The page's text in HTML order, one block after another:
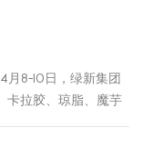
8-10日，绿新集团
卡拉胶、琼脂、魔芋